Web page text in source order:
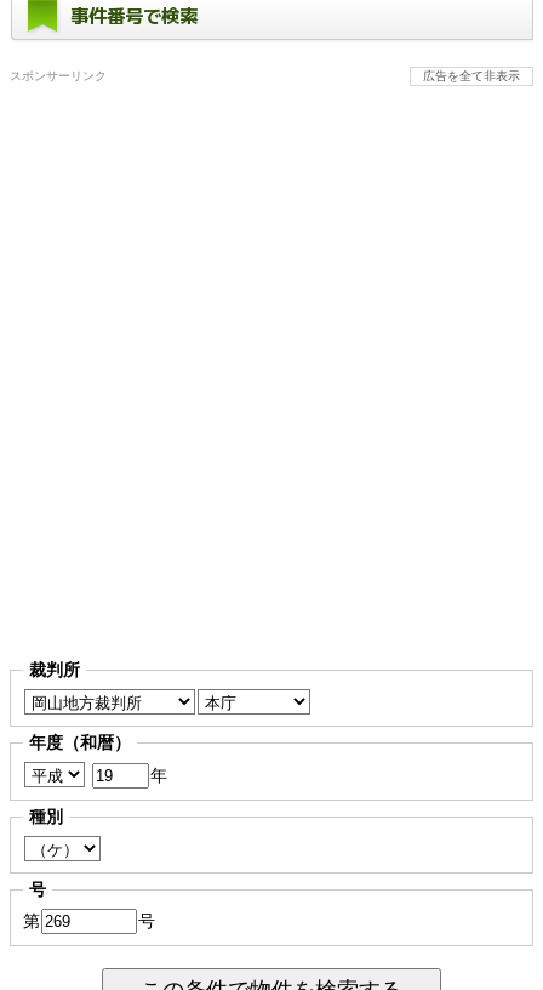
事件番号で検索
スポンサーリンク 広告を全て非表示
裁判所
年度（和暦）
年
種別
号
第
号